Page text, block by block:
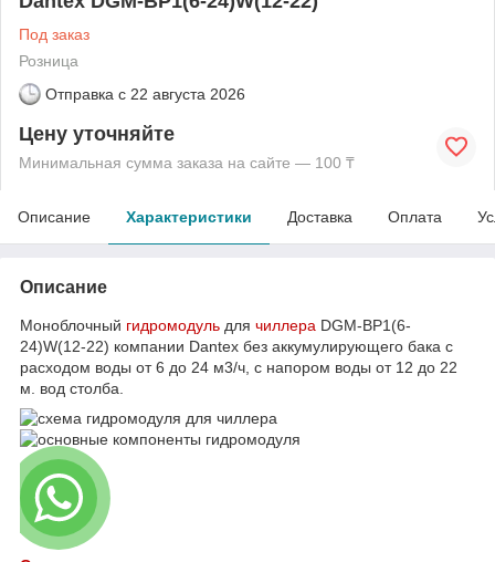
Под заказ
Розница
Отправка с 22 августа 2026
Цену уточняйте
Минимальная сумма заказа на сайте — 100 ₸
Описание Характеристики Доставка Оплата
Описание
Моноблочный гидромодуль для чиллера DGM-BP1(6-
24)W(12-22) компании Dantex без аккумулирующего бака с
расходом воды от 6 до 24 м3/ч, с напором воды от 12 до 22
м. вод столба.